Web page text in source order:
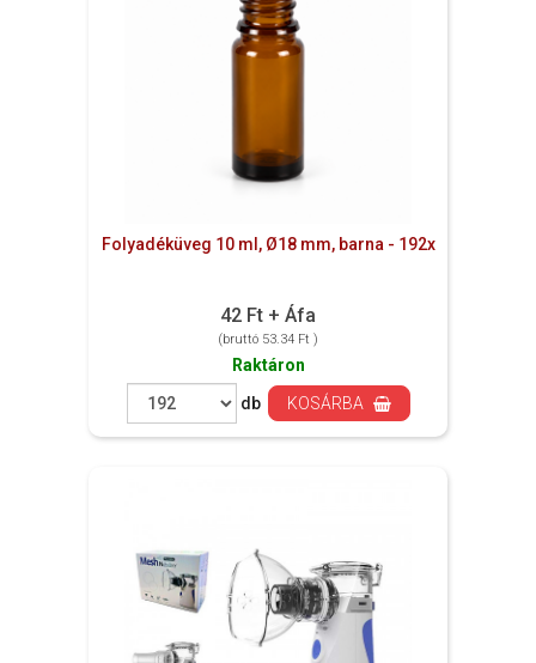
Folyadéküveg 10 ml, Ø18 mm, barna - 192x
42 Ft + Áfa
(bruttó 53.34 Ft )
Raktáron
db
KOSÁRBA